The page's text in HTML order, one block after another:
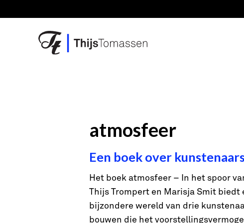
to
atmosfeer
Een boek over
Het boek atmosfeer – In het spoor
Thijs Trompert en Marisja Smit
bijzondere wereld van drie
bouwen die het